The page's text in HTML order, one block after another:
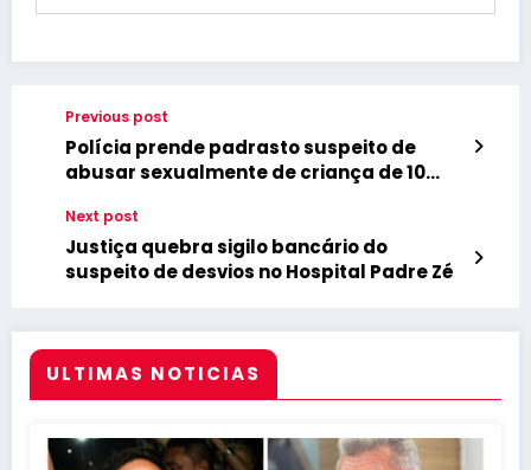
Previous post
Polícia prende padrasto suspeito de
abusar sexualmente de criança de 10
Next post
Justiça quebra sigilo bancário do
suspeito de desvios no Hospital Padre Zé
ULTIMAS NOTICIAS